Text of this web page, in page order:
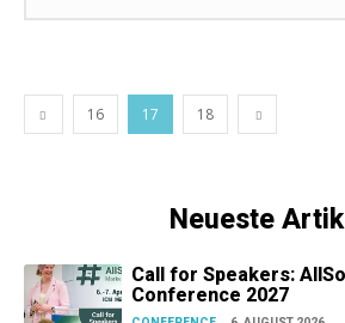
16 17 18
Neueste
Call for Speakers:
Conference 2027